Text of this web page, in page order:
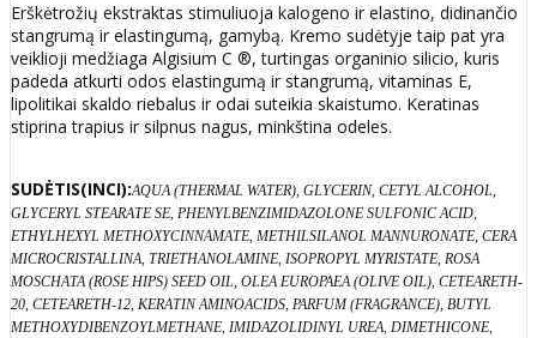
Erškėtrožių ekstraktas stimuliuoja kalogeno ir elastino, didinančio
stangrumą ir elastingumą, gamybą. Kremo sudėtyje taip pat yra
veiklioji medžiaga Algisium C ®, turtingas organinio silicio, kuris
padeda atkurti odos elastingumą ir stangrumą, vitaminas E,
lipolitikai skaldo riebalus ir odai suteikia skaistumo. Keratinas
stiprina trapius ir silpnus nagus, minkština odeles.
SUDĖTIS(INCI):AQUA (THERMAL WATER), GLYCERIN, CETYL ALCOHOL,
GLYCERYL STEARATE SE, PHENYLBENZIMIDAZOLONE SULFONIC ACID,
ETHYLHEXYL METHOXYCINNAMATE, METHILSILANOL MANNURONATE, CERA
MICROCRISTALLINA, TRIETHANOLAMINE, ISOPROPYL MYRISTATE, ROSA
MOSCHATA (ROSE HIPS) SEED OIL, OLEA EUROPAEA (OLIVE OIL), CETEARETH-
20, CETEARETH-12, KERATIN AMINOACIDS, PARFUM (FRAGRANCE), BUTYL
METHOXYDIBENZOYLMETHANE, IMIDAZOLIDINYL UREA, DIMETHICONE,